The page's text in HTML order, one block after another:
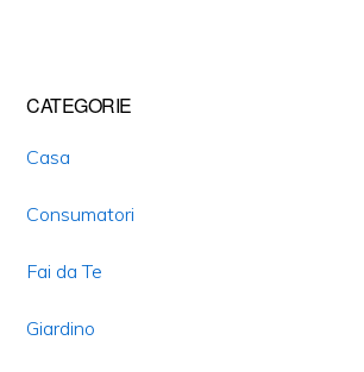
Primary
Sidebar
CATEGORIE
Casa
Consumatori
Fai da Te
Giardino